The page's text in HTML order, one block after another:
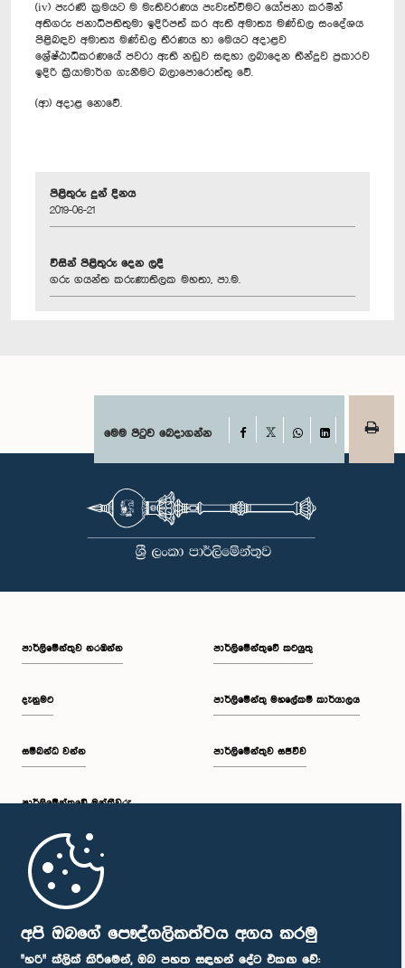
අපි ඔබගේ පෞද්ගලිකත්වය අගය කරමු
"හරි" ක්ලික් කිරීමෙන්, ඔබ පහත සඳහන් දේට එකඟ වේ:
(iv) පැරණි ක්‍රමයට ම මැතිවරණය පැවැත්වීමට යෝජනා කරමින්
අතිගරු ජනාධිපතිතුමා ඉදිරිපත් කර ඇති අමාත්‍ය මණ්ඩල සංදේශය
පිළිබඳව අමාත්‍ය මණ්ඩල තීරණය හා මෙයට අදාළව
ශ්‍රේෂ්ඨාධිකරණයේ පවරා ඇති නඩුව සඳහා ලබාදෙන තීන්දුව ප්‍රකාරව
ඉදිරි ක්‍රියාමාර්ග ගැනීමට බලාපොරොත්තු වේ.
(ආ) අදාළ නොවේ.
පිළිතුරු දුන් දිනය
2019-06-21
විසින් පිළිතුරු දෙන ලදී
ගරු ගයන්ත කරුණාතිලක මහතා, පා.ම.
මෙම පිටුව බෙදාගන්න Facebook
WhatsAppLinkedIn
පාර්ලි‌මේන්තුව නරඹන්න
දැනුමට
සම්බන්ධ වන්න
පාර්ලි‌මේන්තුවේ මන්ත්‍රීවරු
මුල් පිටුව
පාර්ලිමේන්තුවේ කටයුතු
පාර්ලිමේන්තු මහලේකම් කාර්යාලය
පාර්ලිමේන්තුව සජීවීව
පාර්ලිමේන්තු ජංගම යෙදුම